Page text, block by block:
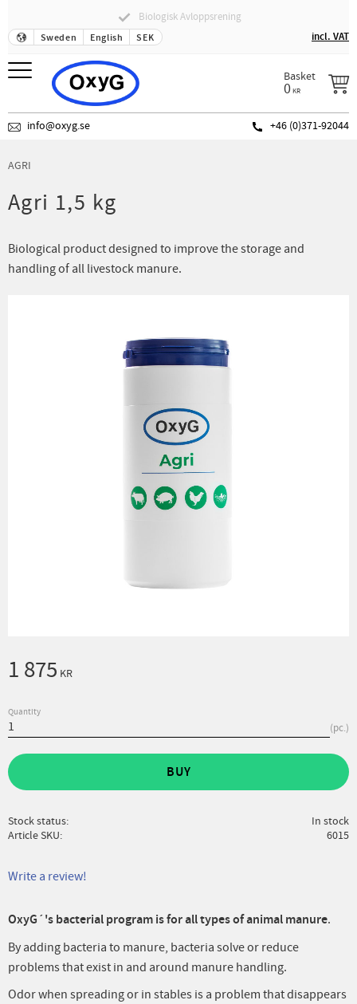
Menu
Biologisk Avloppsrening
Fraktfritt över 500 SEK
Sweden
English SEK incl. VAT
Basket
0KR
info@oxyg.se +46 (0)371-92044
AGRI
Agri 1,5 kg
Biological product designed to improve the storage and
handling of all livestock manure.
1 875 KR
Quantity
pc.
BUY
Stock status
In stock
Article SKU
6015
Write a review!
OxyG´'s bacterial program is for all types of animal manure.
By adding bacteria to manure, bacteria solve or reduce
problems that exist in and around manure handling.
Odor when spreading or in stables is a problem that disappears